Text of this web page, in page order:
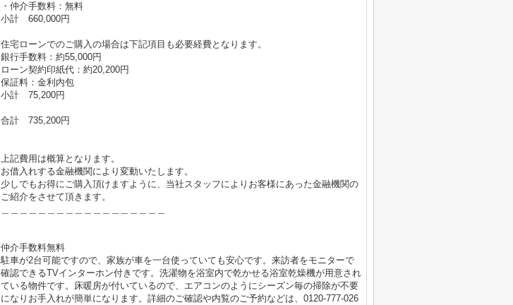
・仲介手数料：無料
小計 660,000円
住宅ローンでのご購入の場合は下記項目も必要経費となります。
銀行手数料：約55,000円
ローン契約印紙代：約20,200円
保証料：金利内包
小計 75,200円
合計 735,200円
上記費用は概算となります。
お借入れする金融機関により変動いたします。
少しでもお得にご購入頂けますように、当社スタッフによりお客様にあった金融機関の
ご紹介をさせて頂きます。
仲介手数料無料
駐車が2台可能ですので、家族が車を一台使っていても安心です。来訪者をモニターで
確認できるTVインターホン付きです。洗濯物を浴室内で乾かせる浴室乾燥機が用意され
ている物件です。床暖房が付いているので、エアコンのようにシーズン毎の掃除が不要
になりお手入れが簡単になります。詳細のご確認や内覧のご予約などは、0120-777-026